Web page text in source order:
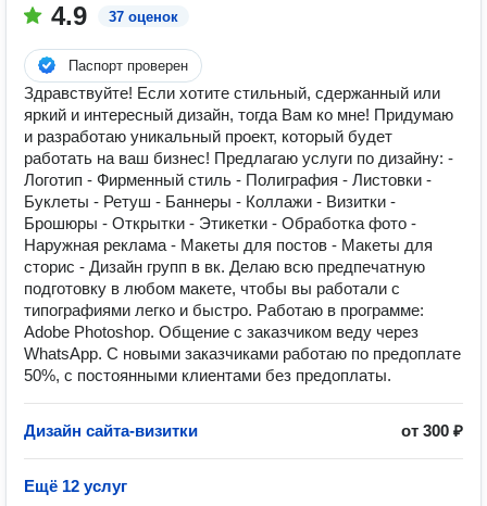
4.9 37 оценок
Паспорт проверен
Здравствуйте! Если хотите стильный, сдержанный или
яркий и интересный дизайн, тогда Вам ко мне! Придумаю
и разработаю уникальный проект, который будет
работать на ваш бизнес! Предлагаю услуги по дизайну: -
Логотип - Фирменный стиль - Полиграфия - Листовки -
Буклеты - Ретуш - Баннеры - Коллажи - Визитки -
Брошюры - Открытки - Этикетки - Обработка фото -
Наружная реклама - Макеты для постов - Макеты для
сторис - Дизайн групп в вк. Делаю всю предпечатную
подготовку в любом макете, чтобы вы работали с
типографиями легко и быстро. Работаю в программе:
Adobe Photoshop. Общение с заказчиком веду через
WhatsApp. С новыми заказчиками работаю по предоплате
50%, с постоянными клиентами без предоплаты.
Дизайн сайта-визитки от 300 ₽
Ещё 12 услуг